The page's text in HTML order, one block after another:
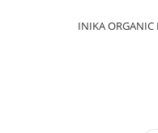
INIKA ORGANIC